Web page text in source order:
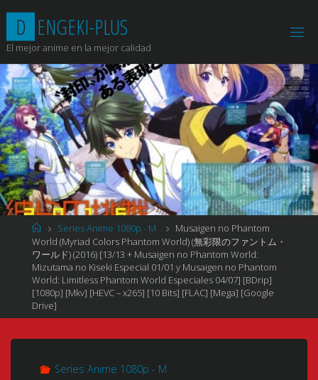
contenido
D ENGEKI-PLUS
El mejor anime en la mejor calidad
Página
de
Inicio
Series Anime 1080p - M
Musaigen no Phantom
World (Myriad Colors Phantom World) (無彩限のファントム・
ワールド) (2016) [13/13 + Musaigen no Phantom World:
Mizutama no Kiseki Especial 01/01 y Musaigen no Phantom
World: Limitless Phantom World Especiales 04/07] [BDrip]
[1080p] [Mkv] [HEVC – x265] [10 Bits] [FLAC] [Mega] [Google
Drive]
Series Anime 1080p - M